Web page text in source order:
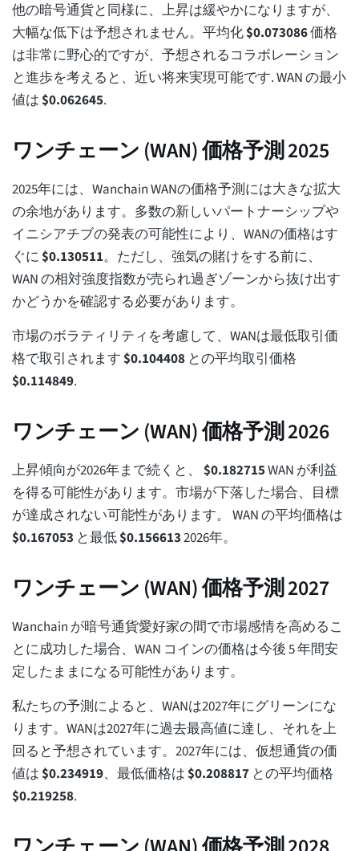
他の暗号通貨と同様に、上昇は緩やかになりますが、
大幅な低下は予想されません。平均化$0.073086価格
は非常に野心的ですが、予想されるコラボレーション
と進歩を考えると、近い将来実現可能です. WAN の最小
値は$0.062645.
ワンチェーン (WAN) 価格予測 2025
2025年には、Wanchain WANの価格予測には大きな拡大
の余地があります。多数の新しいパートナーシップや
イニシアチブの発表の可能性により、WANの価格はす
ぐに$0.130511。ただし、強気の賭けをする前に、
WAN の相対強度指数が売られ過ぎゾーンから抜け出す
かどうかを確認する必要があります。
市場のボラティリティを考慮して、WANは最低取引価
格で取引されます$0.104408 との平均取引価格
$0.114849.
ワンチェーン (WAN) 価格予測 2026
上昇傾向が2026年まで続くと、 $0.182715WAN が利益
を得る可能性があります。市場が下落した場合、目標
が達成されない可能性があります。 WAN の平均価格は
$0.167053 と最低$0.1566132026年。
ワンチェーン (WAN) 価格予測 2027
Wanchain が暗号通貨愛好家の間で市場感情を高めるこ
とに成功した場合、WAN コインの価格は今後 5 年間安
定したままになる可能性があります。
私たちの予測によると、WANは2027年にグリーンにな
ります。WANは2027年に過去最高値に達し、それを上
回ると予想されています。2027年には、仮想通貨の価
値は$0.234919、最低価格は$0.208817 との平均価格
$0.219258.